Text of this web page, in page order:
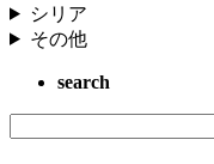
シリア
その他
search